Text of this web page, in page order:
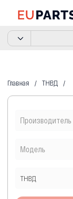
Главная ТНВД
ТНВД